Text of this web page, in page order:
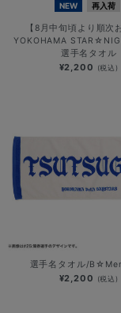
NEW 再入荷
【8月中旬頃より順次
YOKOHAMA
選手名タオル
¥2,200 (税込)
選手名タオル/
¥2,200 (税込)